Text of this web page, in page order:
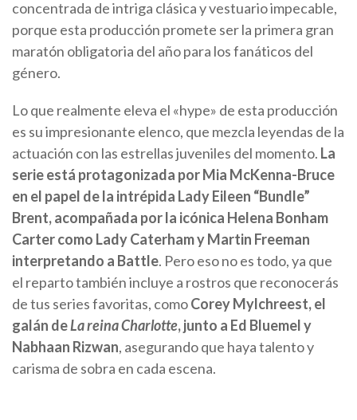
concentrada de intriga clásica y vestuario impecable,
porque esta producción promete ser la primera gran
maratón obligatoria del año para los fanáticos del
género.
Lo que realmente eleva el «hype» de esta producción
es su impresionante elenco, que mezcla leyendas de la
actuación con las estrellas juveniles del momento. La
serie está protagonizada por Mia McKenna-Bruce
en el papel de la intrépida Lady Eileen “Bundle”
Brent, acompañada por la icónica Helena Bonham
Carter como Lady Caterham y Martin Freeman
interpretando a Battle. Pero eso no es todo, ya que
el reparto también incluye a rostros que reconocerás
de tus series favoritas, comoCorey Mylchreest, el
galán deLa reina Charlotte, junto a Ed Bluemel y
Nabhaan Rizwan, asegurando que haya talento y
carisma de sobra en cada escena.